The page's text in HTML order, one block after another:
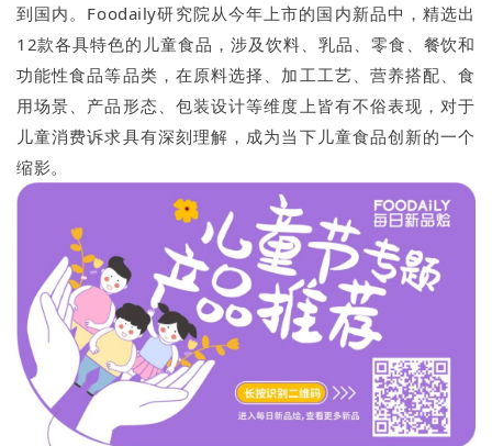
到国内。Foodaily研究院从今年上市的国内新品中，精选出
12款各具特色的儿童食品，涉及饮料、乳品、零食、餐饮和
功能性食品等品类，在原料选择、加工工艺、营养搭配、食
用场景、产品形态、包装设计等维度上皆有不俗表现，对于
儿童消费诉求具有深刻理解，成为当下儿童食品创新的一个
缩影。